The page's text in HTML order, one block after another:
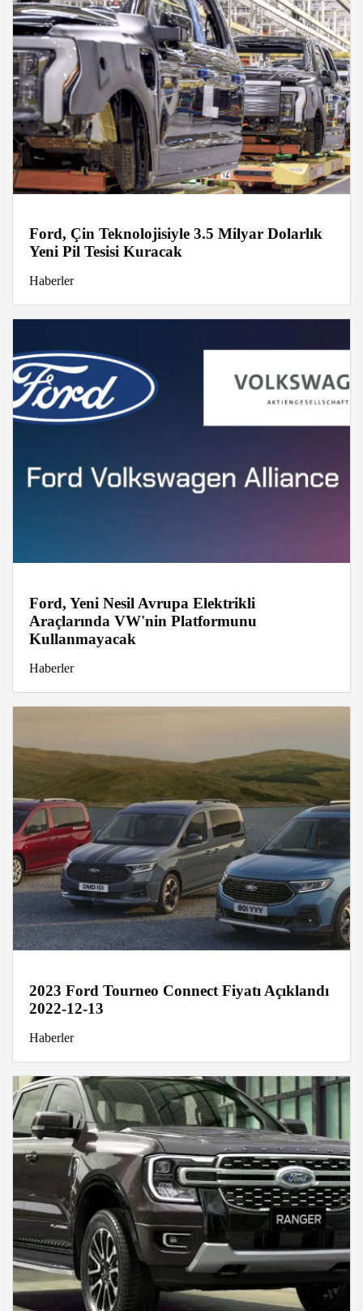
Ford, Çin Teknolojisiyle 3.5 Milyar Dolarlık
Yeni Pil Tesisi Kuracak
Haberler
Ford, Yeni Nesil Avrupa Elektrikli
Araçlarında VW'nin Platformunu
Kullanmayacak
Haberler
2023 Ford Tourneo Connect Fiyatı Açıklandı
2022-12-13
Haberler